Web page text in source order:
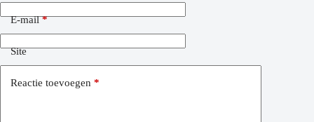
E-mail*
Site
Reactie toevoegen *